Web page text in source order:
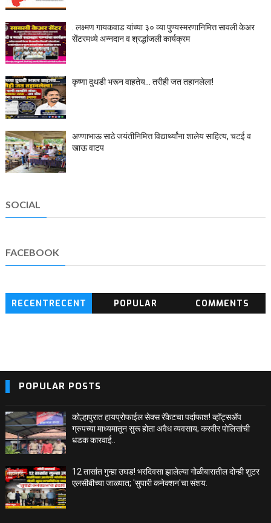
. लक्ष्मण गायकवाड यांच्या ३० व्या पुण्यस्मरणानिमित्त सावली केअर
सेंटरमध्ये अन्नदान व श्रद्धांजली कार्यक्रम
कृष्णा दुथडी भरून वाहतेय... तरीही जत तहानलेला!
अण्णाभाऊ साठे जयंतीनिमित्त विद्यार्थ्यांना शालेय साहित्य, चटई व
खाऊ वाटप
SOCIAL
FACEBOOK
RECENTRECENT
POPULAR COMMENTS
POPULAR POSTS
कोल्हापुरात हायप्रोफाईल सेक्स रॅकेटचा पर्दाफाश! व्हॉट्सअ‍ॅप
ग्रुपच्या माध्यमातून सुरू होता अवैध व्यवसाय; करवीर पोलिसांची
धडक कारवाई..
12 तासांत गुन्हा उघड! भरदिवसा झालेल्या गोळीबारातील दोन्ही शूटर
एलसीबीच्या जाळ्यात; 'सुपारी कनेक्शन'चा संशय.